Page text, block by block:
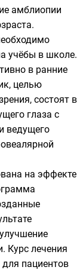
амблиопии
учёбы в школе.
в ранние
целью
состоят в
глаза с
ведущего
на эффекте
Курс лечения
пациентов